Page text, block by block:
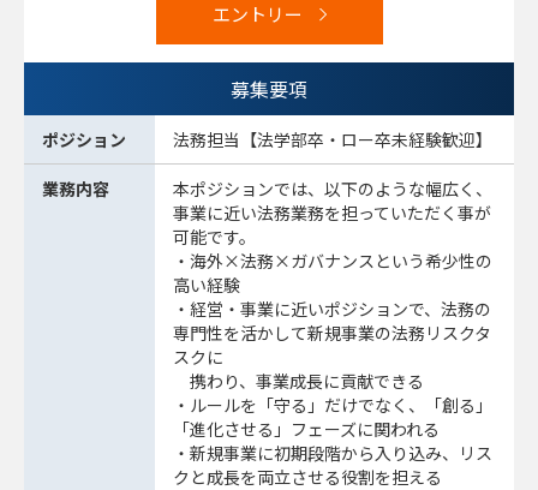
エントリー
募集要項
ポジション 法務担当【法学部卒・ロー卒未経験歓迎】
業務内容
本ポジションでは、以下のような幅広く、
事業に近い法務業務を担っていただく事が
可能です。
・海外×法務×ガバナンスという希少性の
高い経験
・経営・事業に近いポジションで、法務の
専門性を活かして新規事業の法務リスクタ
スクに
携わり、事業成長に貢献できる
・ルールを「守る」だけでなく、「創る」
「進化させる」フェーズに関われる
・新規事業に初期段階から入り込み、リス
クと成長を両立させる役割を担える